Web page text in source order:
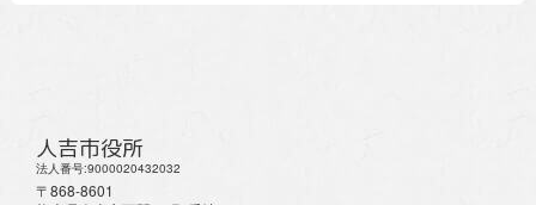
人吉市役所
法人番号:9000020432032
〒868-8601